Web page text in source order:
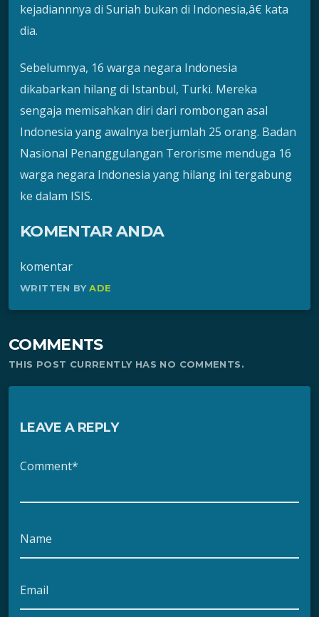
kejadiannnya di Suriah bukan di Indonesia,â€ kata
dia.
Sebelumnya, 16 warga negara Indonesia
dikabarkan hilang di Istanbul, Turki. Mereka
sengaja memisahkan diri dari rombongan asal
Indonesia yang awalnya berjumlah 25 orang. Badan
Nasional Penanggulangan Terorisme menduga 16
warga negara Indonesia yang hilang ini tergabung
ke dalam ISIS.
KOMENTAR ANDA
komentar
WRITTEN BYADE
COMMENTS
THIS POST CURRENTLY HAS NO COMMENTS.
LEAVE A REPLY
Comment*
Name
Email